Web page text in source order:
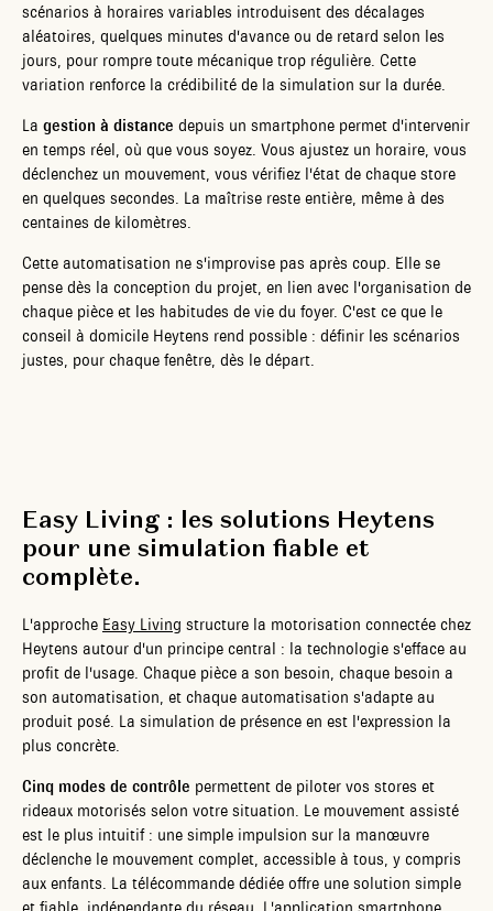
scénarios à horaires variables introduisent des décalages
aléatoires, quelques minutes d'avance ou de retard selon les
jours, pour rompre toute mécanique trop régulière. Cette
variation renforce la crédibilité de la simulation sur la durée.
La gestion à distance depuis un smartphone permet d'intervenir
en temps réel, où que vous soyez. Vous ajustez un horaire, vous
déclenchez un mouvement, vous vérifiez l'état de chaque store
en quelques secondes. La maîtrise reste entière, même à des
centaines de kilomètres.
Cette automatisation ne s'improvise pas après coup. Elle se
pense dès la conception du projet, en lien avec l'organisation de
chaque pièce et les habitudes de vie du foyer. C'est ce que le
conseil à domicile Heytens rend possible : définir les scénarios
justes, pour chaque fenêtre, dès le départ.
Easy Living : les solutions Heytens
pour une simulation fiable et
complète.
L'approche Easy Living structure la motorisation connectée chez
Heytens autour d'un principe central : la technologie s'efface au
profit de l'usage. Chaque pièce a son besoin, chaque besoin a
son automatisation, et chaque automatisation s'adapte au
produit posé. La simulation de présence en est l'expression la
plus concrète.
Cinq modes de contrôle permettent de piloter vos stores et
rideaux motorisés selon votre situation. Le mouvement assisté
est le plus intuitif : une simple impulsion sur la manœuvre
déclenche le mouvement complet, accessible à tous, y compris
aux enfants. La télécommande dédiée offre une solution simple